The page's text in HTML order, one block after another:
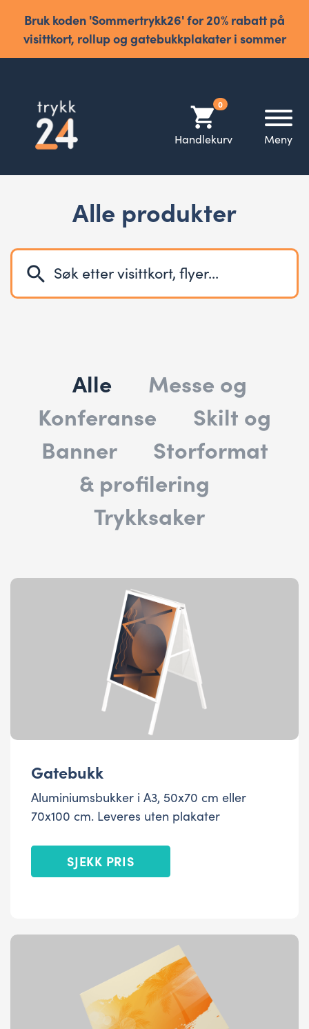
Bruk koden 'Sommertrykk26' for 20% rabatt på
visittkort, rollup og gatebukkplakater i sommer
shopping_cart0
Handlekurv Meny
Alle produkter
search
Alle
Messe og
Konferanse
Skilt og
Banner
Storformat
& profilering
Trykksaker
Gatebukk
Aluminiumsbukker i A3, 50x70 cm eller
70x100 cm. Leveres uten plakater
SJEKK PRIS